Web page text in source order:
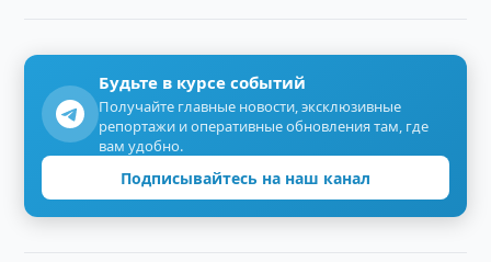
Будьте в курсе событий
Получайте главные новости, эксклюзивные
репортажи и оперативные обновления там, где
вам удобно.
Подписывайтесь на наш канал